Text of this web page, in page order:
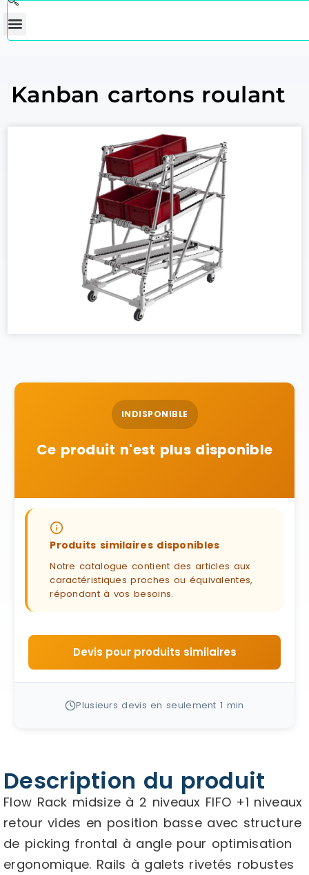
Kanban cartons roulant
INDISPONIBLE
Ce produit n'est plus disponible
Produits similaires disponibles
Notre catalogue contient des articles aux
caractéristiques proches ou équivalentes,
répondant à vos besoins.
Devis pour produits similaires
Plusieurs devis en seulement 1 min
Description du produit
Flow Rack midsize à 2 niveaux FIFO +1 niveaux
retour vides en position basse avec structure
de picking frontal à angle pour optimisation
ergonomique. Rails à galets rivetés robustes